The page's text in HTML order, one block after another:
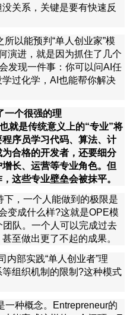
关系，关键是要有快速反
以能预判“单人创业家”模
演进，就是因为抓住了几个
发现一件事：你可以问AI任
过化学，AI也能帮你解决
一个很强的理
是传统意义上的“专业”将
序员学习代码、算法、计
合格的开发者，还要细分
长、运营等专业角色。但
这些专业壁垒会被抹平。
，一个人能做到的极限是
变成什么样?这就是OPE模
队。一个人可以完成过去
至做出更了不起的成果。
内部实践“单人创业者”理
组织机制的限制?这种模式
一种概念。Entrepreneur的